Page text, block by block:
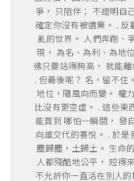
爭， 只陪伴； 不證明自
確定你沒有被遺棄。 . 反
亂的世界。 人們奔跑、
現， 為名、為利、為地
彿只要站得夠高， 就能離
. 但最後呢？ 名，留不住
地位，隨風向而變。 權
比沒有更空虛。 . 這些東
能買到 哪怕一瞬間， 發
向誰交代的喜悅。 . 於是
塵歸塵，土歸土。 生命
人都殘酷地公平， 短得
不允許你一直活在別人